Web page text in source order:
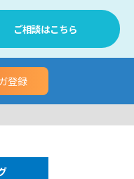
登録
ご相談はこちら